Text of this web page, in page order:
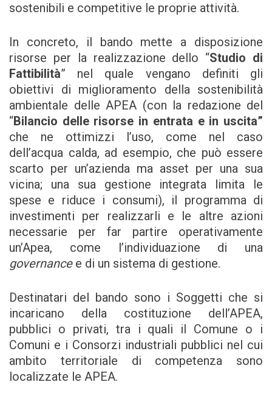
sostenibili e competitive le proprie attività.
In concreto, il bando mette a disposizione
risorse per la realizzazione dello “Studio di
Fattibilità” nel quale vengano definiti gli
obiettivi di miglioramento della sostenibilità
ambientale delle APEA (con la redazione del
“Bilancio delle risorse in entrata e in uscita”
che ne ottimizzi l’uso, come nel caso
dell’acqua calda, ad esempio, che può essere
scarto per un’azienda ma asset per una sua
vicina; una sua gestione integrata limita le
spese e riduce i consumi), il programma di
investimenti per realizzarli e le altre azioni
necessarie per far partire operativamente
un’Apea, come l’individuazione di una
governancee di un sistema di gestione.
Destinatari del bando sono i Soggetti che si
incaricano della costituzione dell’APEA,
pubblici o privati, tra i quali il Comune o i
Comuni e i Consorzi industriali pubblici nel cui
ambito territoriale di competenza sono
localizzate le APEA.